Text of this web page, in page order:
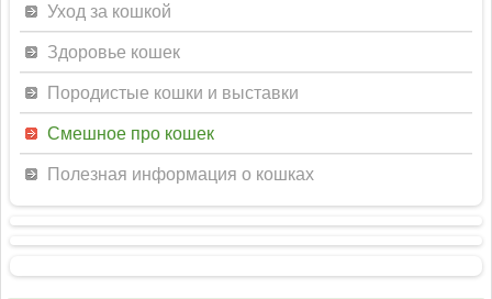
Уход за кошкой
Здоровье кошек
Породистые кошки и выставки
Смешное про кошек
Полезная информация о кошках